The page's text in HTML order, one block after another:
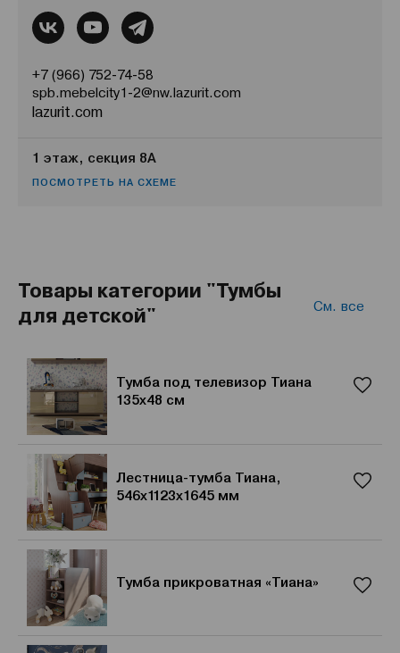
+7 (966) 752-74-58
spb.mebelcity1-2@nw.lazurit.com
lazurit.com
1 этаж, секция 8А
ПОСМОТРЕТЬ НА СХЕМЕ
Товары категории "Тумбы
для детской"
См. все
Тумба под телевизор Тиана
135х48 см
Лестница-тумба Тиана,
546x1123x1645 мм
Тумба прикроватная «Тиана»